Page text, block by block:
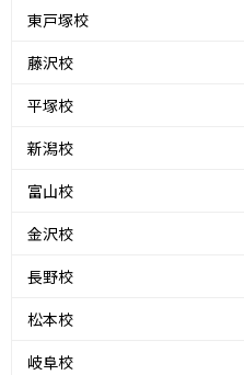
東戸塚校
藤沢校
平塚校
新潟校
富山校
金沢校
長野校
松本校
岐阜校